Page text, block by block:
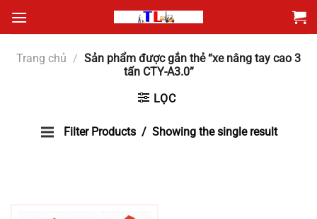
qua
dungTrang chủ / Sản phẩm được gắn thẻ “xe nâng tay cao 3
tấn CTY-A3.0”
LỌC
Filter Products Showing the single result